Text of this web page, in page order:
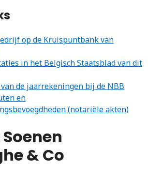
op de Kruispuntbank van
in het Belgisch Staatsblad van dit
de jaarrekeningen bij de NBB
en
(notariële akten)
& Co